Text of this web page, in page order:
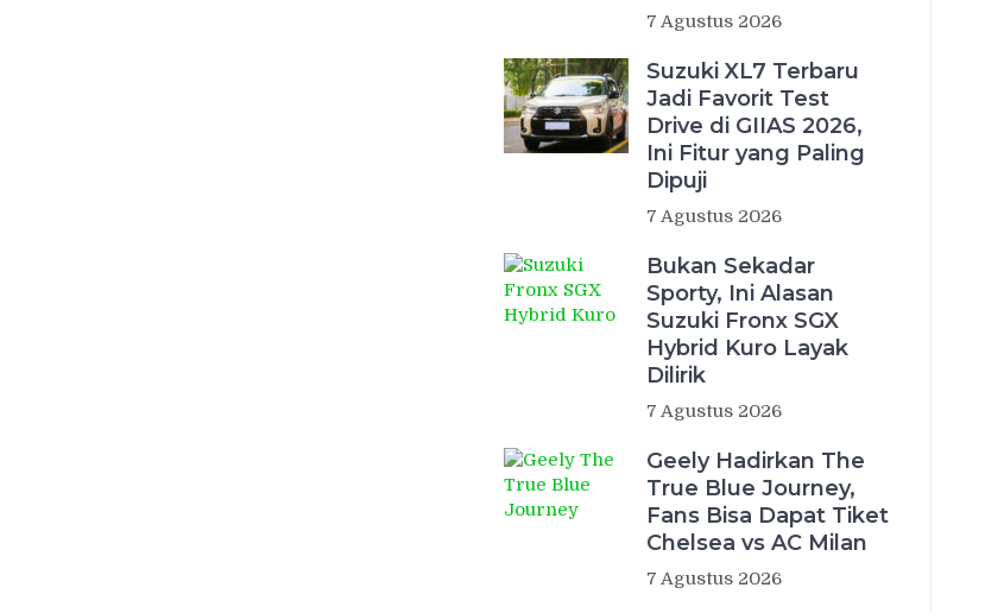
7 Agustus 2026
Suzuki XL7 Terbaru
Jadi Favorit Test
Drive di GIIAS 2026,
Ini Fitur yang Paling
Dipuji
7 Agustus 2026
Bukan Sekadar
Sporty, Ini Alasan
Suzuki Fronx SGX
Hybrid Kuro Layak
Dilirik
7 Agustus 2026
Geely Hadirkan The
True Blue Journey,
Fans Bisa Dapat Tiket
Chelsea vs AC Milan
7 Agustus 2026